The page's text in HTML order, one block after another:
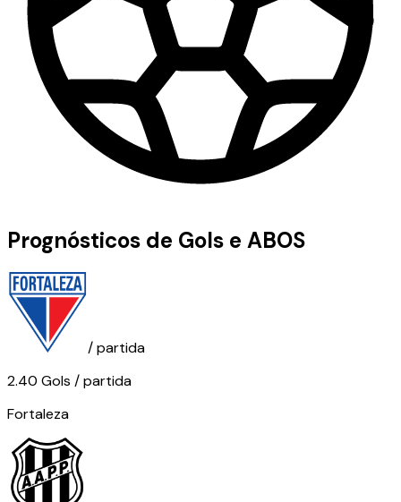
Prognósticos de Gols e ABOS
/ partida
2.40 Gols / partida
Fortaleza